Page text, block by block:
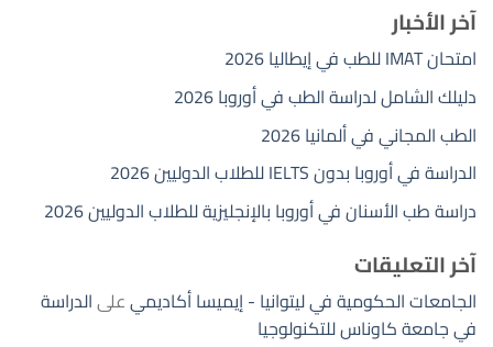
آخر الأخبار
امتحان IMAT للطب في إيطاليا 2026
دليلك الشامل لدراسة الطب في أوروبا 2026
الطب المجاني في ألمانيا 2026
الدراسة في أوروبا بدون IELTS للطلاب الدوليين 2026
دراسة طب الأسنان في أوروبا بالإنجليزية للطلاب الدوليين 2026
آخر التعليقات
الجامعات الحكومية في ليتوانيا - إيميسا أكاديميعلىالدراسة
في جامعة كاوناس للتكنولوجيا